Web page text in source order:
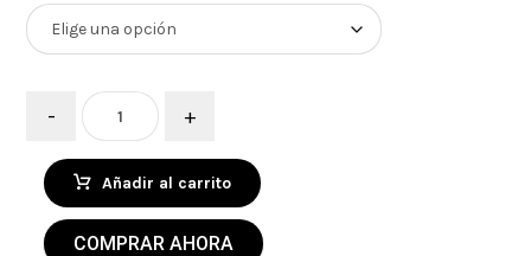
- +
Añadir al carrito
COMPRAR AHORA